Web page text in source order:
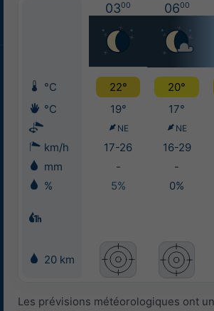
0300 0600
°C 22° 20°
°C
19° 17°
NE NE
km/h 17-26 16-29
mm
- -
%
5% 0%
20 km
Les prévisions météorologiques ont